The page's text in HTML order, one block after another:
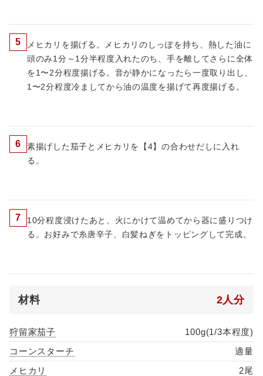
5
メヒカリを揚げる。メヒカリのしっぽを持ち、熱した油に
頭のみ1分～1分半程度入れたのち、手を離してさらに全体
を1〜2分程度揚げる。音が静かになったら一度取り出し、
1〜2分程度冷ましてから油の温度を揚げて再度揚げる。
6
素揚げした茄子とメヒカリを【4】の合わせだしに入れ
る。
7
10分程度浸けたあと、火にかけて温めてから器に盛りつけ
る。お好みで糸唐辛子、白髪ねぎをトッピングして完成。
材料 2人分
狩留家茄子
100g(1/3本程度)
コーンスターチ
適量
メヒカリ
2尾